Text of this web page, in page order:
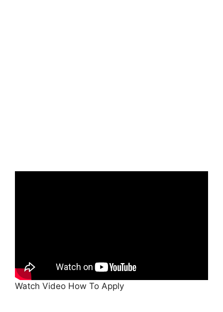
Watch Video How To Apply